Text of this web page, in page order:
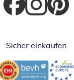
Öffnet in neuem
Öffnet inÖffnet
Sicher einkaufen